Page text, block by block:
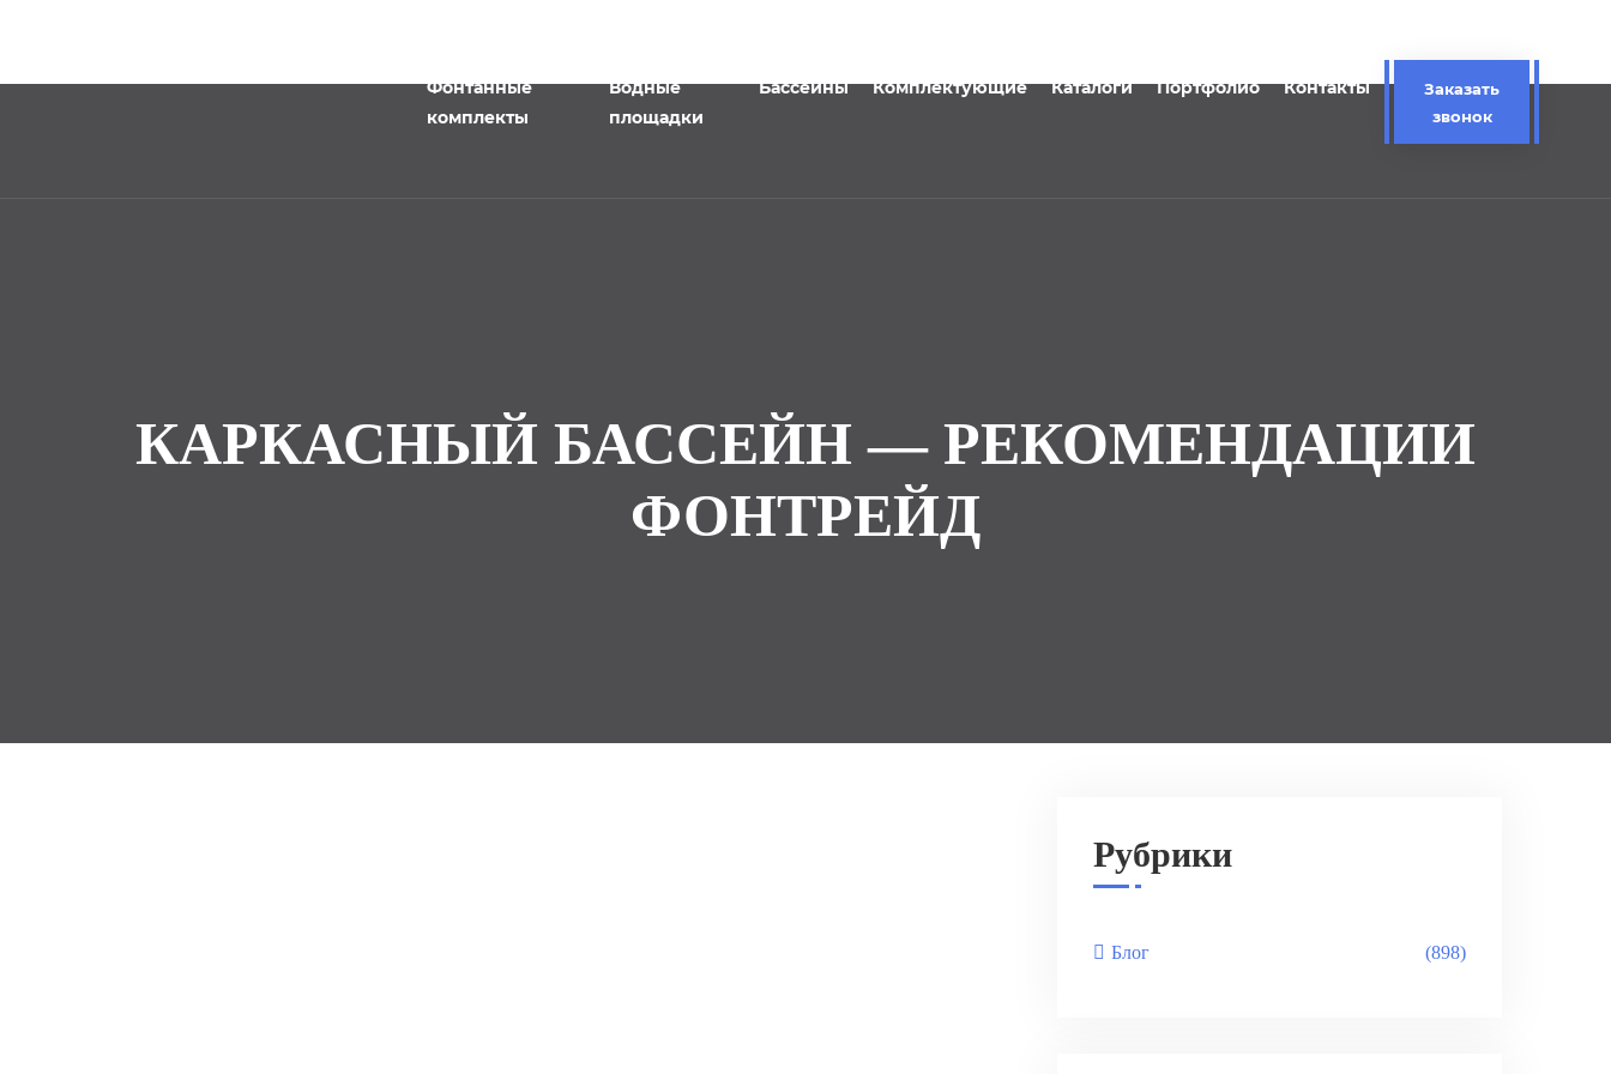
Фонтанные
комплекты
Водные
площадки
Бассейны Комплектующие Каталоги Портфолио Контакты
Заказать
звонок
КАРКАСНЫЙ БАССЕЙН — РЕКОМЕНДАЦИИ
ФОНТРЕЙД
Рубрики
Блог (898)